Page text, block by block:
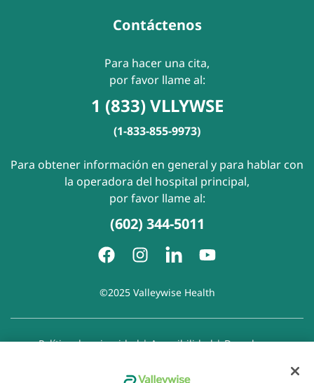
Contáctenos
Para hacer una cita,
por favor llame al:
1 (833) VLLYWSE
(1-833-855-9973)
Para obtener información en general y para hablar con
la operadora del hospital principal,
por favor llame al:
(602) 344-5011
©2025 Valleywise Health
Política de privacidad|Accesibilidad|Derechos y
Aviso de Prohibición de la Discriminación